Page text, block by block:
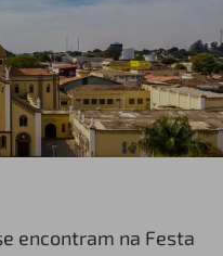
encontram na Festa